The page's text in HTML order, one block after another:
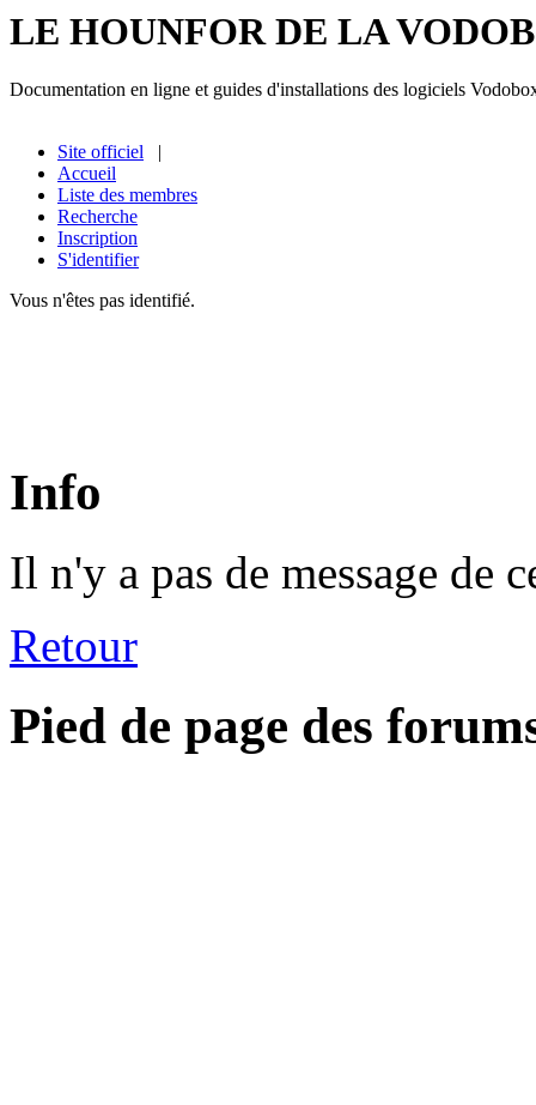
LE HOUNFOR DE LA
Documentation en ligne et guides d'installations des logiciels
Site officiel |
Accueil
Liste des membres
Recherche
Inscription
S'identifier
Vous n'êtes pas identifié.
Info
Il n'y a pas de message de
Retour
Pied de page des